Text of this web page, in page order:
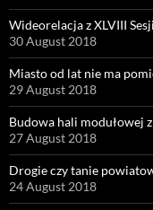
Wideorelacja z XLVIII
30 August 2018
Miasto od lat nie ma
29 August 2018
Budowa hali modułowej
27 August 2018
Drogie czy tanie
24 August 2018